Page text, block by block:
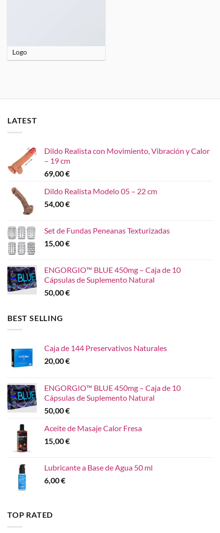
Logo
LATEST
Dildo Realista con Movimiento, Vibración y Calor
– 19 cm
69,00€
Dildo Realista Modelo 05 – 22 cm
54,00€
Set de Fundas Peneanas Texturizadas
15,00€
ENGORGIO™ BLUE 450mg – Caja de 10
Cápsulas de Suplemento Natural
50,00€
BEST SELLING
Caja de 144 Preservativos Naturales
20,00€
ENGORGIO™ BLUE 450mg – Caja de 10
Cápsulas de Suplemento Natural
50,00€
Aceite de Masaje Calor Fresa
15,00€
Lubricante a Base de Agua 50 ml
6,00€
TOP RATED